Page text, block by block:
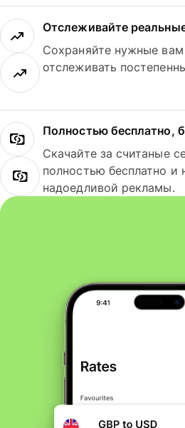
Отслеживайте
Сохраняйте нужные
отслеживать
Полностью бесплатно,
Скачайте за считаные
полностью бесплатно и
надоедливой рекламы.